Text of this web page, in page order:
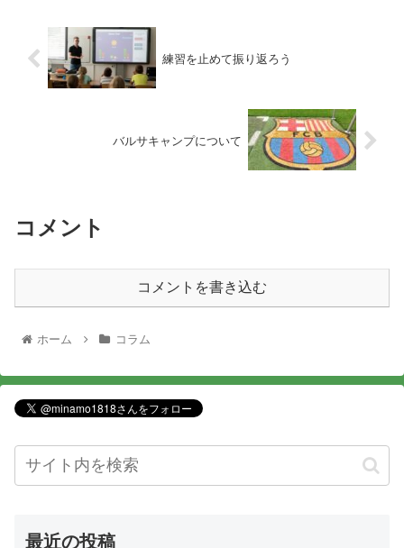
練習を止めて振り返ろう
バルサキャンプについて
コメント
コメントを書き込む
ホーム コラム
最近の投稿